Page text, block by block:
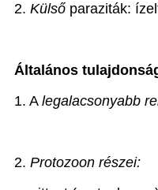
2. Külső paraziták:
Általános
1. A legalacsonyabb
2. Protozoon részei: